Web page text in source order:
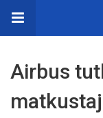
Airbus